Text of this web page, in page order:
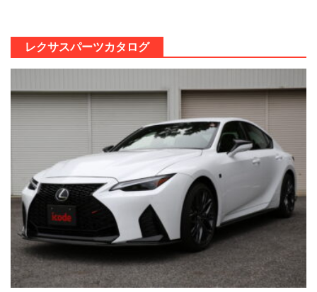
レクサスパーツカタログ